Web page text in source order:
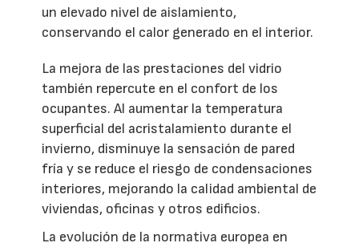
un elevado nivel de aislamiento,
conservando el calor generado en el interior.
La mejora de las prestaciones del vidrio
también repercute en el confort de los
ocupantes. Al aumentar la temperatura
superficial del acristalamiento durante el
invierno, disminuye la sensación de pared
fría y se reduce el riesgo de condensaciones
interiores, mejorando la calidad ambiental de
viviendas, oficinas y otros edificios.
La evolución de la normativa europea en